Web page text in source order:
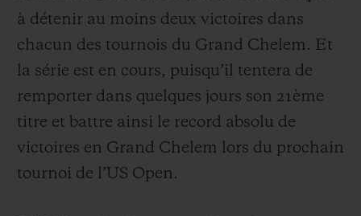
à détenir au moins deux victoires dans
chacun des tournois du Grand Chelem. Et
la série est en cours, puisqu’il tentera de
remporter dans quelques jours son 21ème
titre et battre ainsi le record absolu de
victoires en Grand Chelem lors du prochain
tournoi de l’US Open.